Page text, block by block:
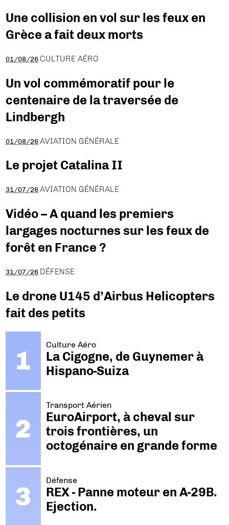
Une collision en vol sur les feux en
Grèce a fait deux morts
01/08/26 CULTURE AÉRO
Un vol commémoratif pour le
centenaire de la traversée de
Lindbergh
01/08/26 AVIATION GÉNÉRALE
Le projet Catalina II
31/07/26 AVIATION GÉNÉRALE
Vidéo – A quand les premiers
largages nocturnes sur les feux de
forêt en France ?
31/07/26 DÉFENSE
Le drone U145 d’Airbus Helicopters
fait des petits
Culture Aéro
La Cigogne, de Guynemer à
Hispano-Suiza
Transport Aérien
EuroAirport, à cheval sur
trois frontières, un
octogénaire en grande forme
Défense
REX - Panne moteur en A-29B.
Ejection.